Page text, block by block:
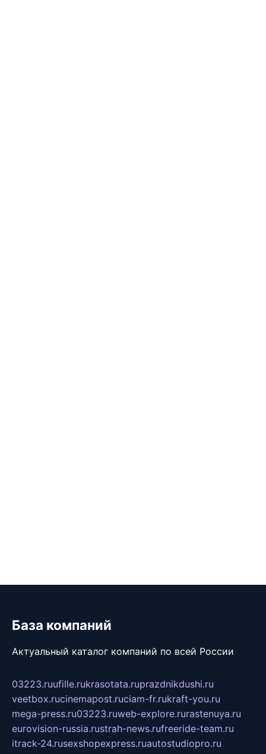
База компаний
Актуальный каталог компаний по всей России
03223.ruufille.rukrasotata.ruprazdnikdushi.ru
veetbox.rucinemapost.ruciam-fr.rukraft-you.ru
mega-press.ru03223.ruweb-explore.rurastenuya.ru
eurovision-russia.rustrah-news.rufreeride-team.ru
itrack-24.rusexshopexpress.ruautostudiopro.ru